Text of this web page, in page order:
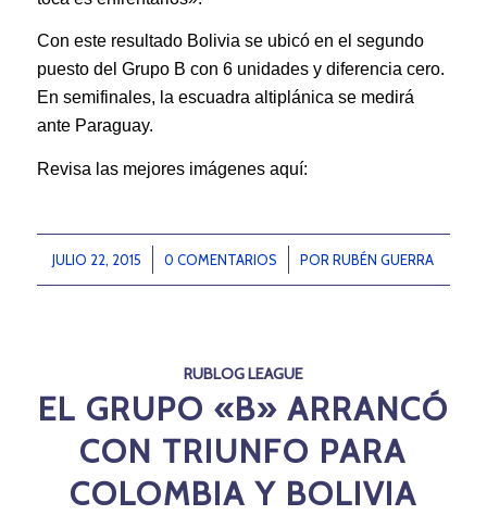
Con este resultado Bolivia se ubicó en el segundo
puesto del Grupo B con 6 unidades y diferencia cero.
En semifinales, la escuadra altiplánica se medirá
ante Paraguay.
Revisa las mejores imágenes aquí:
JULIO 22, 2015
/ 0 COMENTARIOS
/ PORRUBÉN GUERRA
RUBLOG LEAGUE
EL GRUPO «B» ARRANCÓ
CON TRIUNFO PARA
COLOMBIA Y BOLIVIA